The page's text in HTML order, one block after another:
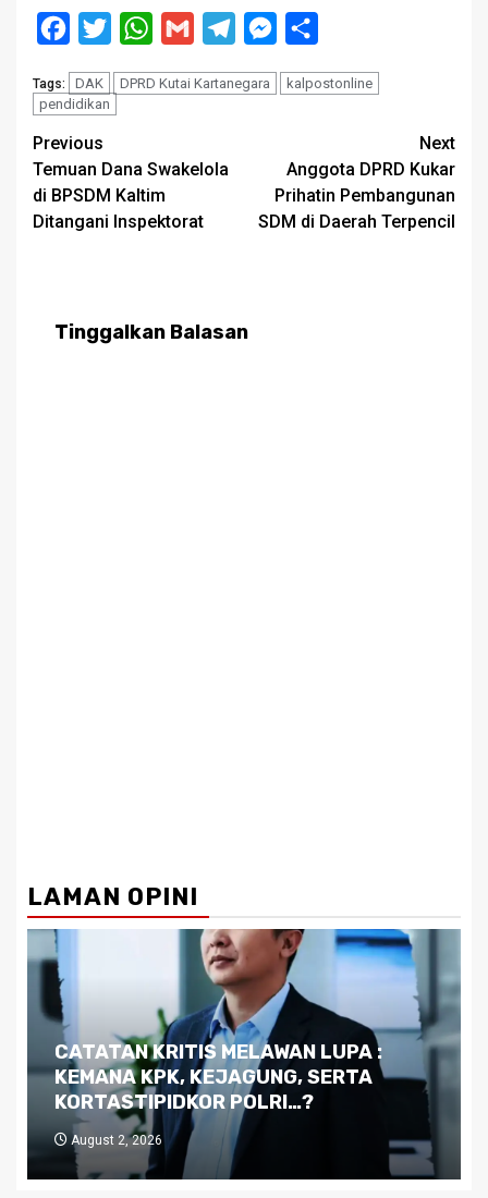
Facebook
Twitter WhatsApp
Gmail TelegramMessenger
Tags: DAK DPRD Kutai Kartanegara
kalpostonline
pendidikan
Post
navigation
Previous
Temuan Dana Swakelola
di BPSDM Kaltim
Ditangani Inspektorat
Next
Anggota DPRD Kukar
Prihatin Pembangunan
SDM di Daerah Terpencil
Tinggalkan Balasan
LAMAN OPINI
Dilema Kaltim di Tengah Krisis:
Kutukan Sumber Daya Alam dan
Pemimpin yang Tak Kreatif
July 29, 2026